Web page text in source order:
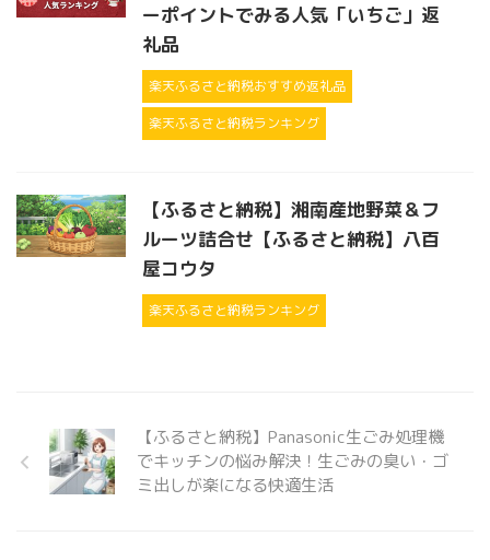
ーポイントでみる人気「いちご」返
礼品
楽天ふるさと納税おすすめ返礼品
楽天ふるさと納税ランキング
【ふるさと納税】湘南産地野菜＆フ
ルーツ詰合せ【ふるさと納税】八百
屋コウタ
楽天ふるさと納税ランキング
【ふるさと納税】Panasonic生ごみ処理機
でキッチンの悩み解決！生ごみの臭い・ゴ
ミ出しが楽になる快適生活